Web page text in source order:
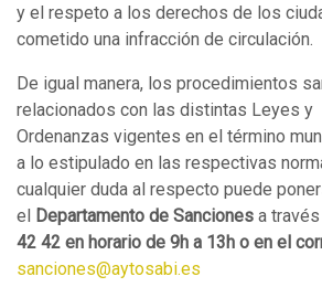
y el respeto a los derechos de los
cometido una infracción de circulación.
De igual manera, los procedimientos
relacionados con las distintas Leyes y
Ordenanzas vigentes en el término
a lo estipulado en las respectivas
cualquier duda al respecto puede
el Departamento de Sanciones a
42 42 en horario de 9h a 13h o en el
sanciones@aytosabi.es